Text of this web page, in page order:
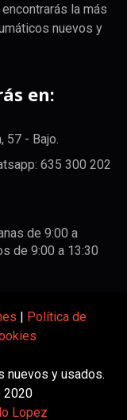
la más
nuevos y
en:
57 - Bajo.
635 300 202
de 9:00 a
de 9:00 a 13:30
| Política de
nuevos y usados.
2020
Lopez